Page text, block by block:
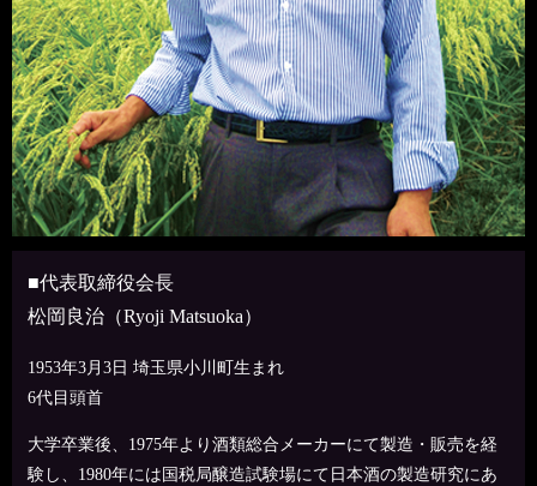
■代表取締役会長
松岡良治（Ryoji Matsuoka）
1953年3月3日 埼玉県小川町生まれ
6代目頭首
大学卒業後、1975年より酒類総合メーカーにて製造・販売を経
験し、1980年には国税局醸造試験場にて日本酒の製造研究にあ